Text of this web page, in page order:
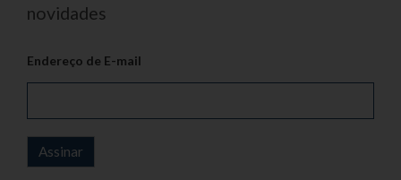
novidades
Endereço de E-mail